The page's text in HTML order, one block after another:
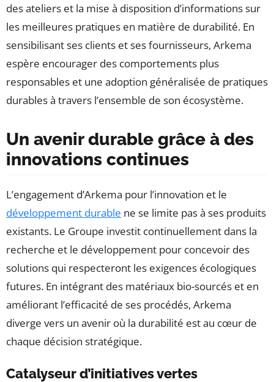
des ateliers et la mise à disposition d’informations sur
les meilleures pratiques en matière de durabilité. En
sensibilisant ses clients et ses fournisseurs, Arkema
espère encourager des comportements plus
responsables et une adoption généralisée de pratiques
durables à travers l’ensemble de son écosystème.
Un avenir durable grâce à des
innovations continues
L’engagement d’Arkema pour l’innovation et le
développement durable ne se limite pas à ses produits
existants. Le Groupe investit continuellement dans la
recherche et le développement pour concevoir des
solutions qui respecteront les exigences écologiques
futures. En intégrant des matériaux bio-sourcés et en
améliorant l’efficacité de ses procédés, Arkema
diverge vers un avenir où la durabilité est au cœur de
chaque décision stratégique.
Catalyseur d’initiatives vertes